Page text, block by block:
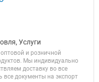
Услуги
и розничной
Мы индивидуально
доставку во все
все документы на экспорт